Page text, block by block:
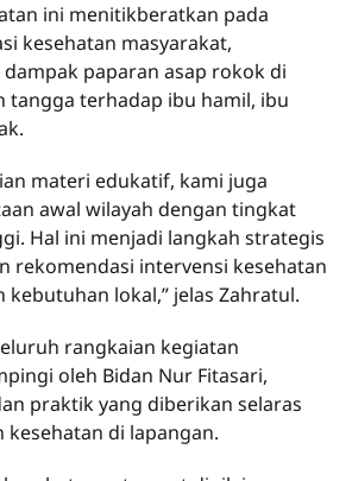
ini menitikberatkan pada
kesehatan masyarakat,
paparan asap rokok di
tangga terhadap ibu hamil, ibu
materi edukatif, kami juga
awal wilayah dengan tingkat
Hal ini menjadi langkah strategis
rekomendasi intervensi kesehatan
kebutuhan lokal,” jelas Zahratul.
rangkaian kegiatan
oleh Bidan Nur Fitasari,
praktik yang diberikan selaras
kesehatan di lapangan.